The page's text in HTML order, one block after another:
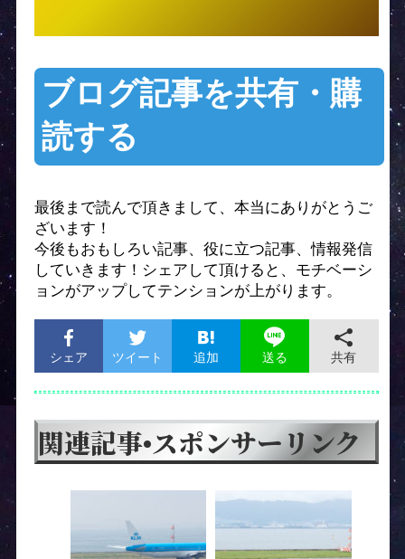
ブログ記事を共有・購
読する
最後まで読んで頂きまして、本当にありがとうご
ざいます！
今後もおもしろい記事、役に立つ記事、情報発信
していきます！シェアして頂けると、モチベーシ
ョンがアップしてテンションが上がります。
シェア ツイート 追加 送る 共有
関連記事•スポンサーリンク